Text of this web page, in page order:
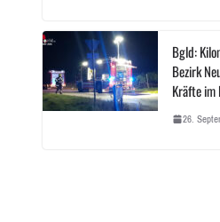
Bgld:
Bezirk
Kräfte im
26.